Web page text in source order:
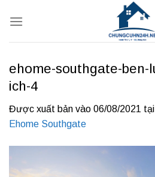
qua
ehome-southgate-ben-
ich-4
Được xuất bản vào 06/08/2021 tại
Ehome Southgate